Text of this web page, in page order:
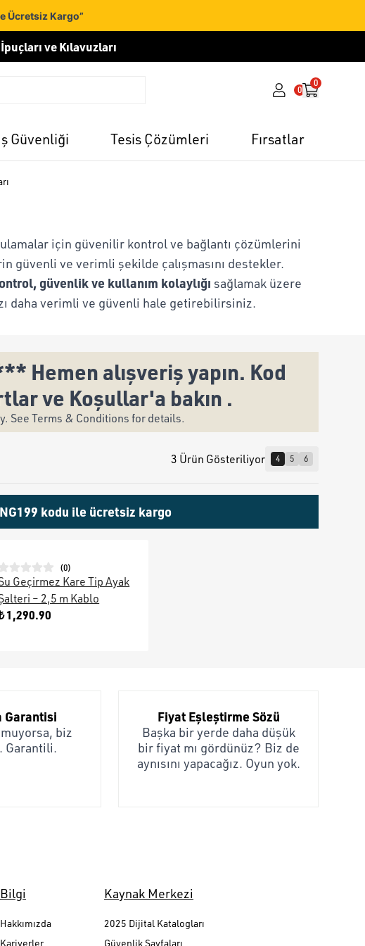
Ücretsiz Kargo”
ve Kılavuzları
0
0
Güvenliği Tesis Çözümleri Fırsatlar
için güvenilir kontrol ve bağlantı çözümlerini
güvenli ve verimli şekilde çalışmasını destekler.
güvenlik ve kullanım kolaylığı sağlamak üzere
daha verimli ve güvenli hale getirebilirsiniz.
Hemen alışveriş yapın. Kod
ve Koşullar'a bakın .
See Terms & Conditions for details.
3 Ürün Gösteriliyor 4 5 6
kodu ile ücretsiz kargo
(0)
Geçirmez Kare Tip Ayak
– 2,5 m Kablo
1,290.90
Garantisi
biz
Garantili.
Fiyat Eşleştirme Sözü
Başka bir yerde daha düşük
bir fiyat mı gördünüz? Biz de
aynısını yapacağız. Oyun yok.
Bilgi
Hakkımızda
Kariyerler
Kaynak Merkezi
2025 Dijital Katalogları
Güvenlik Sayfaları